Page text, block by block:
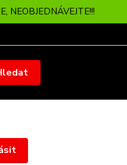
NEOBJEDNÁVEJTE!!!